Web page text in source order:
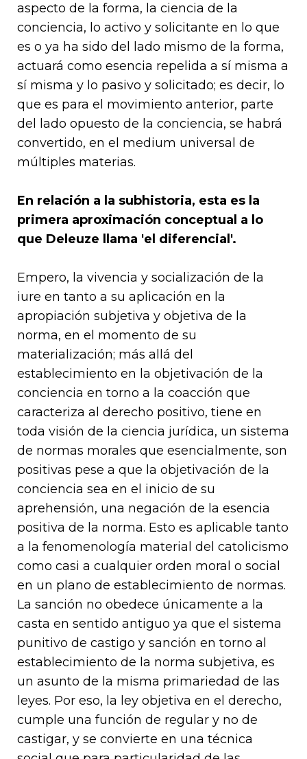
aspecto de la forma, la ciencia de la
conciencia, lo activo y solicitante en lo que
es o ya ha sido del lado mismo de la forma,
actuará como esencia repelida a sí misma a
sí misma y lo pasivo y solicitado; es decir, lo
que es para el movimiento anterior, parte
del lado opuesto de la conciencia, se habrá
convertido, en el medium universal de
múltiples materias.
En relación a la subhistoria, esta es la
primera aproximación conceptual a lo
que Deleuze llama 'el diferencial'.
Empero, la vivencia y socialización de la
iure en tanto a su aplicación en la
apropiación subjetiva y objetiva de la
norma, en el momento de su
materialización; más allá del
establecimiento en la objetivación de la
conciencia en torno a la coacción que
caracteriza al derecho positivo, tiene en
toda visión de la ciencia jurídica, un sistema
de normas morales que esencialmente, son
positivas pese a que la objetivación de la
conciencia sea en el inicio de su
aprehensión, una negación de la esencia
positiva de la norma. Esto es aplicable tanto
a la fenomenología material del catolicismo
como casi a cualquier orden moral o social
en un plano de establecimiento de normas.
La sanción no obedece únicamente a la
casta en sentido antiguo ya que el sistema
punitivo de castigo y sanción en torno al
establecimiento de la norma subjetiva, es
un asunto de la misma primariedad de las
leyes. Por eso, la ley objetiva en el derecho,
cumple una función de regular y no de
castigar, y se convierte en una técnica